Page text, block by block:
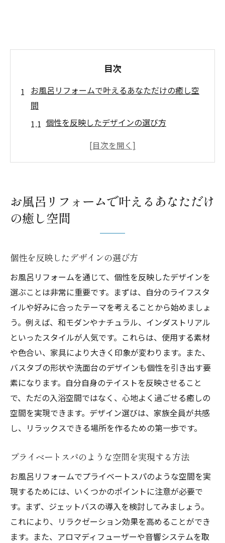
目次
お風呂リフォームで叶えるあなただけの癒し空
間
個性を反映したデザインの選び方
プライベートスパのような空間を実現する
る
照明と色彩で心地よい雰囲気を作る
個性豊かなバスルームを作るためのお風呂リフ
ユニークなデザインタイルの活用
テーマに沿ったアクセサリーの選び方
収納スペースを増やすクリエイティブなアイ
ディア
アートを取り入れたインテリアデザイン
環境に優しいリフォーム素材の選定
プロフェッショナルなコンサルティングの
活用
お風呂リフォームで日常を特別な癒しの時間に
変える方法
香りのある空間づくりの秘訣
温浴効果を最大限に引き出す浴槽選び
サウンドバスの導入で究極のリラックス体
験
プライバシーを確保したリラクゼーション
お風呂リフォームで叶えるあなただけ
の癒し空間
個性を反映したデザインの選び方
お風呂リフォームを通じて、個性を反映したデザインを
選ぶことは非常に重要です。まずは、自分のライフスタ
イルや好みに合ったテーマを考えることから始めましょ
う。例えば、和モダンやナチュラル、インダストリアル
といったスタイルが人気です。これらは、使用する素材
や色合い、家具により大きく印象が変わります。また、
バスタブの形状や洗面台のデザインも個性を引き出す要
素になります。自分自身のテイストを反映させること
で、ただの入浴空間ではなく、心地よく過ごせる癒しの
空間を実現できます。デザイン選びは、家族全員が共感
し、リラックスできる場所を作るための第一歩です。
プライベートスパのような空間を実現する方法
お風呂リフォームでプライベートスパのような空間を実
現するためには、いくつかのポイントに注意が必要で
す。まず、ジェットバスの導入を検討してみましょう。
これにより、リラクゼーション効果を高めることができ
ます。また、アロマディフューザーや音響システムを取